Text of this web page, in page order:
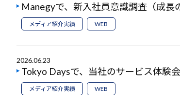
Manegyで、新入社員意識調査（成長
メディア紹介実績 WEB
2026.06.23
Tokyo Daysで、当社のサービス体験
メディア紹介実績 WEB